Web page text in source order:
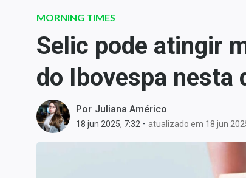
Carteiras Recomendadas
Central de Dividendos
Central de Fundos
Imobiliários
Central dos IPOs
Renda Fixa
Finanças Pessoais
Mercados
MORNING TIMES
Selic pode atingir
do Ibovespa nesta
Por Juliana Américo
18 jun 2025, 7:32 - atualizado em 18 jun